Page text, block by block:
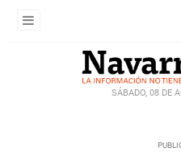
SÁBADO, 08 DE